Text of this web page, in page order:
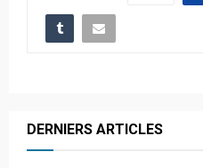
DERNIERS ARTICLES